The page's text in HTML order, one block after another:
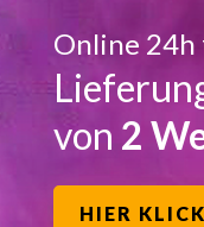
Online 24h
von 2
HIER